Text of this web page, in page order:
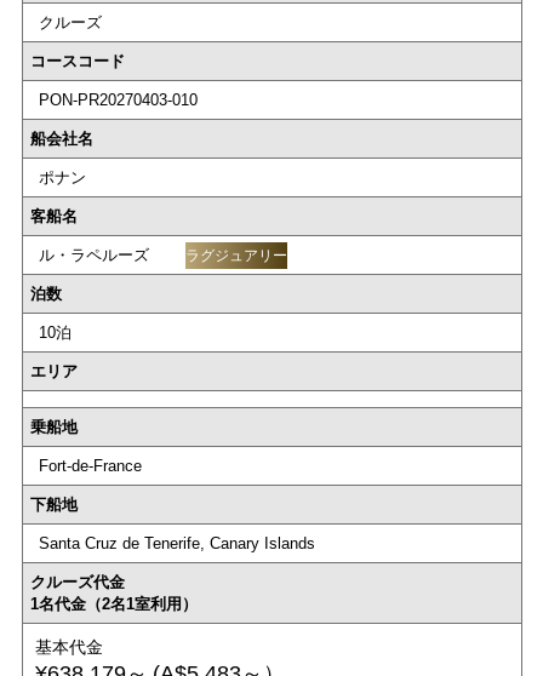
クルーズ
コースコード
PON-PR20270403-010
船会社名
ポナン
客船名
ル・ラペルーズ ラグジュアリー
泊数
10泊
エリア
乗船地
Fort-de-France
下船地
Santa Cruz de Tenerife, Canary Islands
クルーズ代金
1名代金（2名1室利用）
基本代金